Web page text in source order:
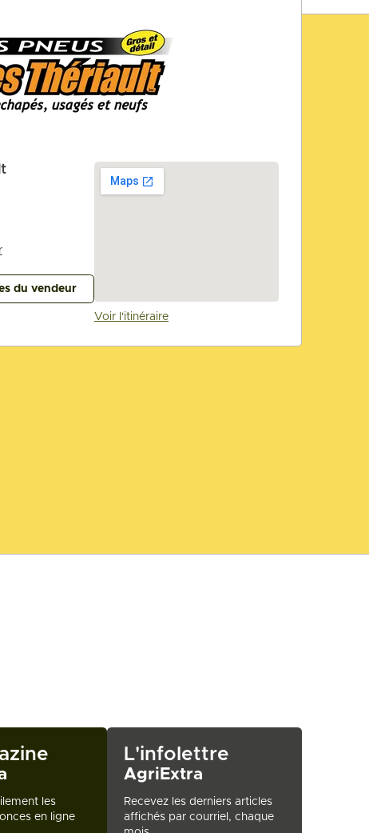
du vendeur
Voir l'itinéraire
les
en ligne
L'infolettre
AgriExtra
Recevez les derniers articles
affichés par courriel, chaque